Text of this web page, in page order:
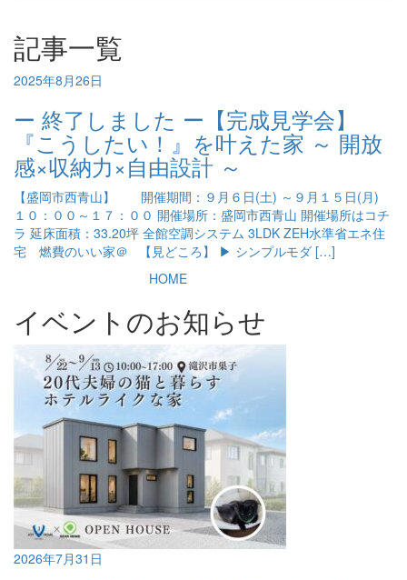
記事一覧
2025年8月26日
ー 終了しました ー【完成見学会】
『こうしたい！』を叶えた家 ～ 開放
感×収納力×自由設計 ～
【盛岡市西青山】 開催期間：９月６日(土) ～９月１５日(月)
１０：００～１７：００ 開催場所：盛岡市西青山 開催場所はコチ
ラ 延床面積：33.20坪 全館空調システム 3LDK ZEH水準省エネ住
宅 燃費のいい家＠ 【見どころ】 ▶ シンプルモダ […]
HOME
イベントのお知らせ
2026年7月31日